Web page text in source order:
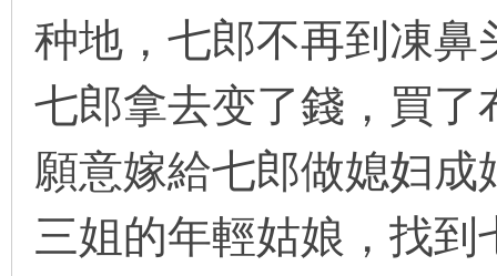
种地，七郎不再到凍
七郎拿去变了錢，買
願意嫁給七郎做媳妇
三姐的年輕姑娘，找